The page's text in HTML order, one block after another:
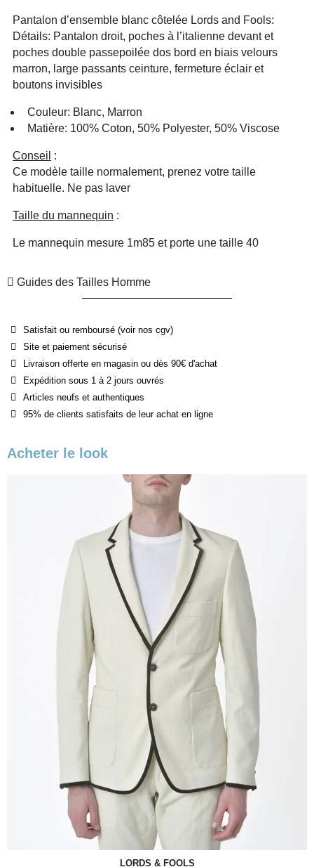
Pantalon d’ensemble blanc côtelée Lords and Fools:
Détails: Pantalon droit, poches à l’italienne devant et
poches double passepoilée dos bord en biais velours
marron, large passants ceinture, fermeture éclair et
boutons invisibles
Couleur: Blanc, Marron
Matière: 100% Coton, 50% Polyester, 50% Viscose
Conseil :
Ce modèle taille normalement, prenez votre taille
habituelle. Ne pas laver
Taille du mannequin :
Le mannequin mesure 1m85 et porte une taille 40
Guides des Tailles Homme
Satisfait ou remboursé (voir nos cgv)
Site et paiement sécurisé
Livraison offerte en magasin ou dès 90€ d'achat
Expédition sous 1 à 2 jours ouvrés
Articles neufs et authentiques
95% de clients satisfaits de leur achat en ligne
Acheter le look
LORDS & FOOLS